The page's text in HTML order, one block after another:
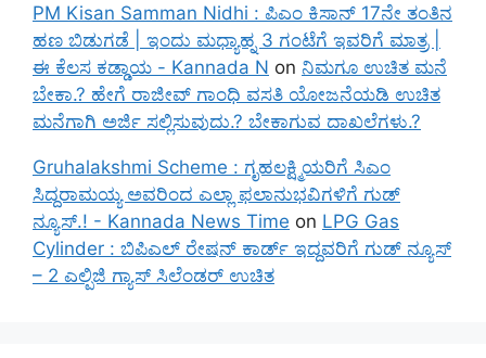
PM Kisan Samman Nidhi : ಪಿಎಂ ಕಿಸಾನ್ 17ನೇ ತಂತಿನ
ಹಣ ಬಿಡುಗಡೆ | ಇಂದು ಮಧ್ಯಾಹ್ನ 3 ಗಂಟೆಗೆ ಇವರಿಗೆ ಮಾತ್ರ |
ಈ ಕೆಲಸ ಕಡ್ಡಾಯ - Kannada N on ನಿಮಗೂ ಉಚಿತ ಮನೆ
ಬೇಕಾ.? ಹೇಗೆ ರಾಜೀವ್ ಗಾಂಧಿ ವಸತಿ ಯೋಜನೆಯಡಿ ಉಚಿತ
ಮನೆಗಾಗಿ ಅರ್ಜಿ ಸಲ್ಲಿಸುವುದು.? ಬೇಕಾಗುವ ದಾಖಲೆಗಳು.?
Gruhalakshmi Scheme : ಗೃಹಲಕ್ಷ್ಮಿಯರಿಗೆ ಸಿಎಂ
ಸಿದ್ದರಾಮಯ್ಯ ಅವರಿಂದ ಎಲ್ಲಾ ಫಲಾನುಭವಿಗಳಿಗೆ ಗುಡ್
ನ್ಯೂಸ್.! - Kannada News Time on LPG Gas
Cylinder : ಬಿಪಿಎಲ್ ರೇಷನ್ ಕಾರ್ಡ್ ಇದ್ದವರಿಗೆ ಗುಡ್ ನ್ಯೂಸ್
– 2 ಎಲ್ಪಿಜಿ ಗ್ಯಾಸ್ ಸಿಲೆಂಡರ್ ಉಚಿತ